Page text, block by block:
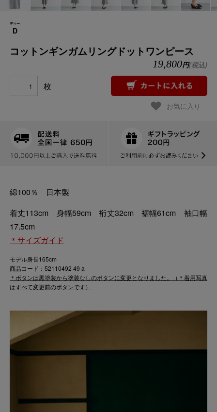
D
ディー
コットンギンガムリングドットワンピース
19,800円(税込)
枚
お気に入り
綿100％ 日本製
着丈113cm 身幅59cm 裄丈32cm 裾幅61cm 袖口幅
17.5cm
＊サイズガイド
モデル身長165cm
商品コード：52110492 49 a
＊ボタンは黒塗装から塗装なしのボタンに変更となりました。（＊着用写真
はすべて変更前のボタンです）